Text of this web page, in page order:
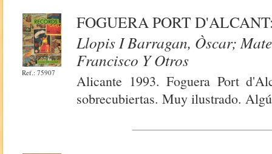
Ref.: 75907
FOGUERA PORT
Llopis I Barragan, Òscar;
Francisco Y Otros
Alicante 1993. Foguera Port
sobrecubiertas. Muy ilustrado.